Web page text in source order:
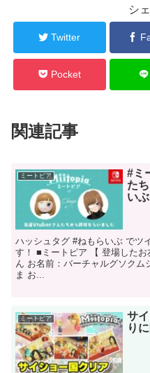
シ
Twitter
Pocket
関連記事
ミートピア
#ミ
た
いぶ
ハッシュタグ #ねもらいぶ でツ
す！ ■ミートピア 【 登場した
ん お名前：バーチャルグソクム
ま お...
ミートピア
サ
り